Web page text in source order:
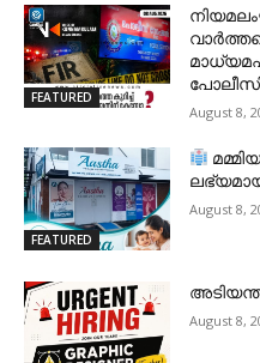
FEATURED
August 8,
FEATURED
August 8,
August 8,